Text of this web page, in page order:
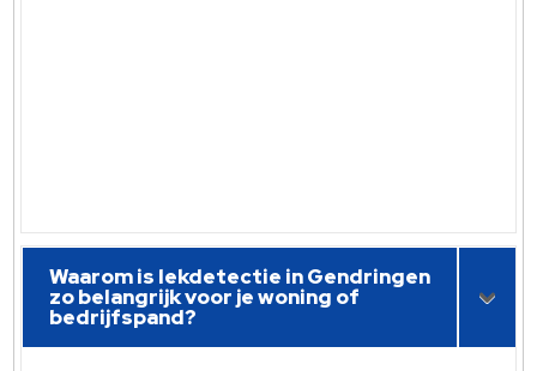
Waarom is lekdetectie in Gendringen
zo belangrijk voor je woning of
bedrijfspand?